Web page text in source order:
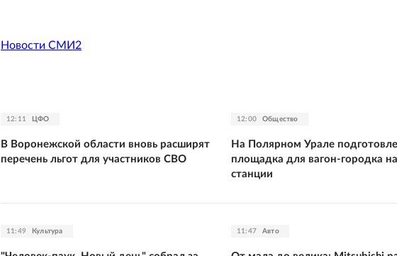
Новости СМИ2
12:11 ЦФО
В Воронежской области вновь расширят
перечень льгот для участников СВО
12:00 Общество
На Полярном Урале
площадка для вагон-городка
станции
11:49 Культура 11:47 Авто